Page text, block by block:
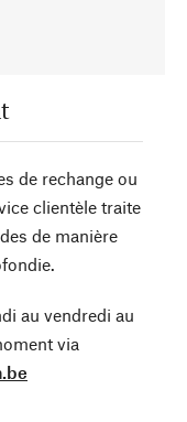
de rechange ou
clientèle traite
de manière
au vendredi au
via